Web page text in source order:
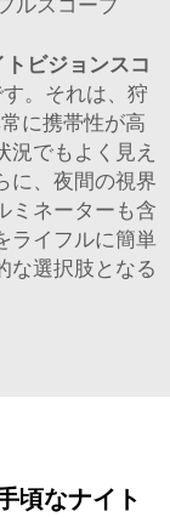
ビジョンスコ
。それは、狩
に携帯性が高
況でもよく見え
に、夜間の視界
ミネーターも含
ライフルに簡単
な選択肢となる
頃なナイト